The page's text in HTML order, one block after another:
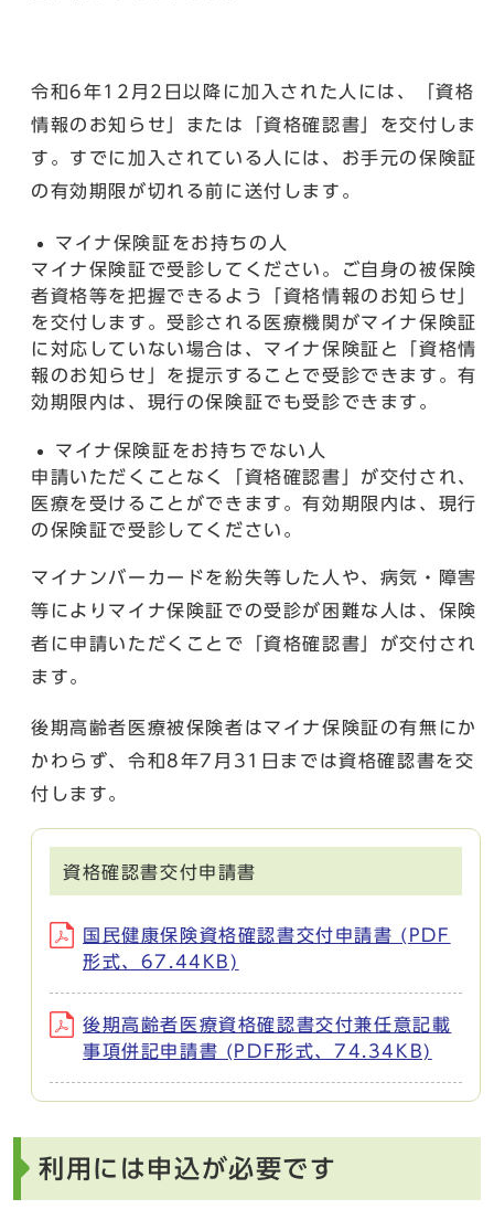
令和6年12月2日以降に加入された人には、「資格
情報のお知らせ」または「資格確認書」を交付しま
す。すでに加入されている人には、お手元の保険証
の有効期限が切れる前に送付します。
マイナ保険証をお持ちの人
マイナ保険証で受診してください。ご自身の被保険
者資格等を把握できるよう「資格情報のお知らせ」
を交付します。受診される医療機関がマイナ保険証
に対応していない場合は、マイナ保険証と「資格情
報のお知らせ」を提示することで受診できます。有
効期限内は、現行の保険証でも受診できます。
マイナ保険証をお持ちでない人
申請いただくことなく「資格確認書」が交付され、
医療を受けることができます。有効期限内は、現行
の保険証で受診してください。
マイナンバーカードを紛失等した人や、病気・障害
等によりマイナ保険証での受診が困難な人は、保険
者に申請いただくことで「資格確認書」が交付され
ます。
後期高齢者医療被保険者はマイナ保険証の有無にか
かわらず、令和8年7月31日までは資格確認書を交
付します。
資格確認書交付申請書
国民健康保険資格確認書交付申請書 (PDF
形式、67.44KB)
後期高齢者医療資格確認書交付兼任意記載
事項併記申請書 (PDF形式、74.34KB)
利用には申込が必要です